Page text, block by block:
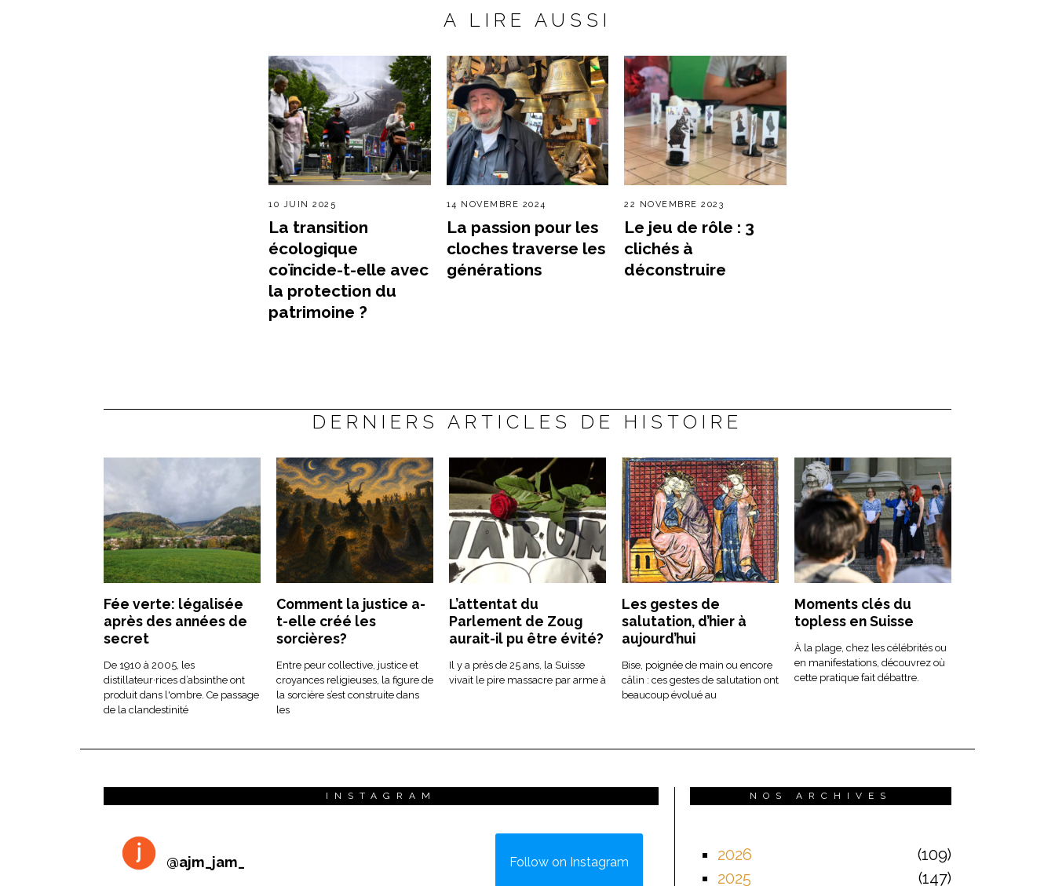
A LIRE AUSSI
10 JUIN 2025
La transition
écologique
coïncide-t-elle avec
la protection du
patrimoine ?
14 NOVEMBRE 2024
La passion pour les
cloches traverse les
générations
22 NOVEMBRE 2023
Le jeu de rôle : 3
clichés à
déconstruire
DERNIERS ARTICLES DE HISTOIRE
Fée verte: légalisée
après des années de
secret
De 1910 à 2005, les
distillateur·rices d’absinthe ont
produit dans l'ombre. Ce passage
de la clandestinité
Comment la justice a-
t-elle créé les
sorcières?
Entre peur collective, justice et
croyances religieuses, la figure de
la sorcière s’est construite dans
les
L’attentat du
Parlement de Zoug
aurait-il pu être évité?
Il y a près de 25 ans, la Suisse
vivait le pire massacre par arme à
Les gestes de
salutation, d’hier à
aujourd’hui
Bise, poignée de main ou encore
câlin : ces gestes de salutation ont
beaucoup évolué au
Moments clés du
topless en Suisse
À la plage, chez les célébrités ou
en manifestations, découvrez où
cette pratique fait débattre.
INSTAGRAM
@ajm_jam_ Follow on Instagram
NOS ARCHIVES
2026
109
2025
147